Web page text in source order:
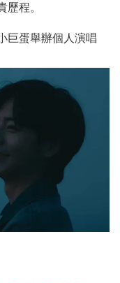
歷程。
巨蛋舉辦個人演唱